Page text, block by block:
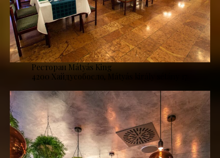
Ресторан Mátyás King
4200 Хайдусобосло, Mátyás király sétány 17.